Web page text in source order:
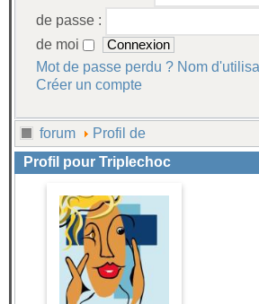
de passe :
de moi
Mot de passe perdu ? Nom
Créer un compte
forum
Profil de
Profil pour Triplechoc